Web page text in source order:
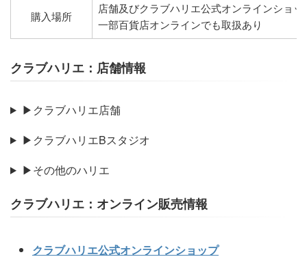
購入場所
店舗及びクラブハリエ公式オンラインショッ
一部百貨店オンラインでも取扱あり
クラブハリエ：店舗情報
▶クラブハリエ店舗
▶クラブハリエBスタジオ
▶その他のハリエ
クラブハリエ：オンライン販売情報
クラブハリエ公式オンラインショップ